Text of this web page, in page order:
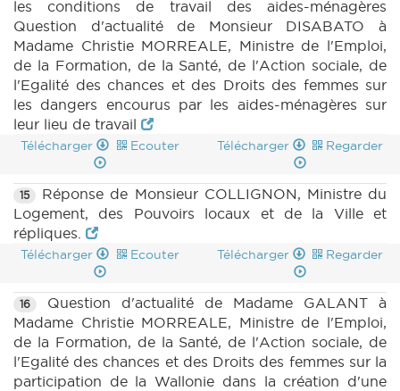
les conditions de travail des aides-ménagères
Question d'actualité de Monsieur DISABATO à
Madame Christie MORREALE, Ministre de l'Emploi,
de la Formation, de la Santé, de l'Action sociale, de
l'Egalité des chances et des Droits des femmes sur
les dangers encourus par les aides-ménagères sur
leur lieu de travail
Télécharger Ecouter Télécharger Regarder
15
Réponse de Monsieur COLLIGNON, Ministre du
Logement, des Pouvoirs locaux et de la Ville et
répliques.
Télécharger Ecouter Télécharger Regarder
16
Question d'actualité de Madame GALANT à
Madame Christie MORREALE, Ministre de l'Emploi,
de la Formation, de la Santé, de l'Action sociale, de
l'Egalité des chances et des Droits des femmes sur la
participation de la Wallonie dans la création d'une